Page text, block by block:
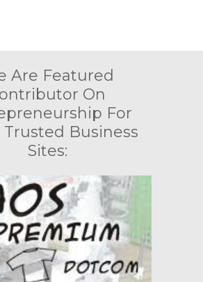
Are Featured
On
For
Trusted Business
Sites: